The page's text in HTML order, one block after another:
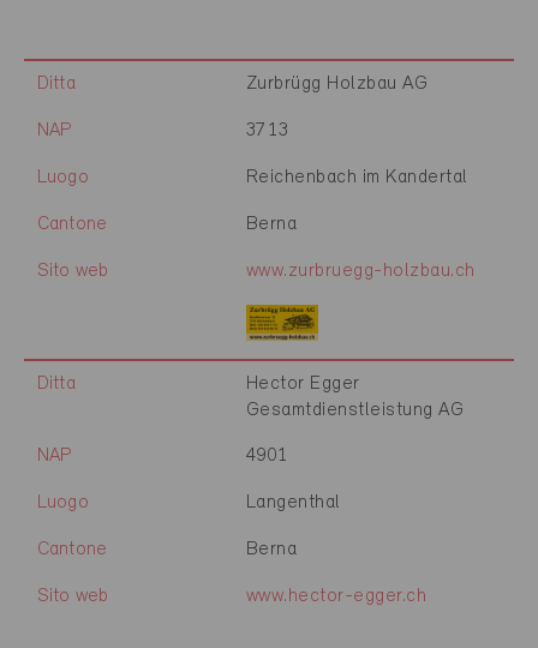
Ditta Zurbrügg Holzbau AG
NAP 3713
Luogo Reichenbach im Kandertal
Cantone Berna
Sito web www.zurbruegg-holzbau.ch
Ditta
Hector Egger
Gesamtdienstleistung AG
NAP 4901
Luogo Langenthal
Cantone Berna
Sito web www.hector-egger.ch